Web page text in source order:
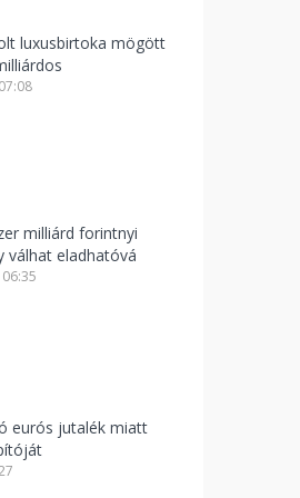
luxusbirtoka mögött
milliárd forintnyi
válhat eladhatóvá
eurós jutalék miatt